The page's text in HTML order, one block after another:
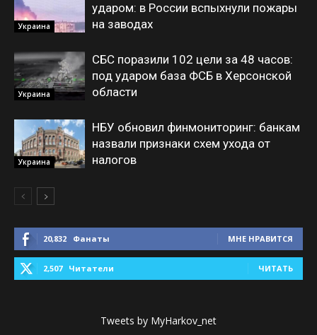
Украина
ударом: в России вспыхнули пожары
на заводах
Украина
СБС поразили 102 цели за 48 часов:
под ударом база ФСБ в Херсонской
области
Украина
НБУ обновил финмониторинг: банкам
назвали признаки схем ухода от
налогов
20,832 Фанаты МНЕ НРАВИТСЯ
2,507 Читатели ЧИТАТЬ
Tweets by MyHarkov_net